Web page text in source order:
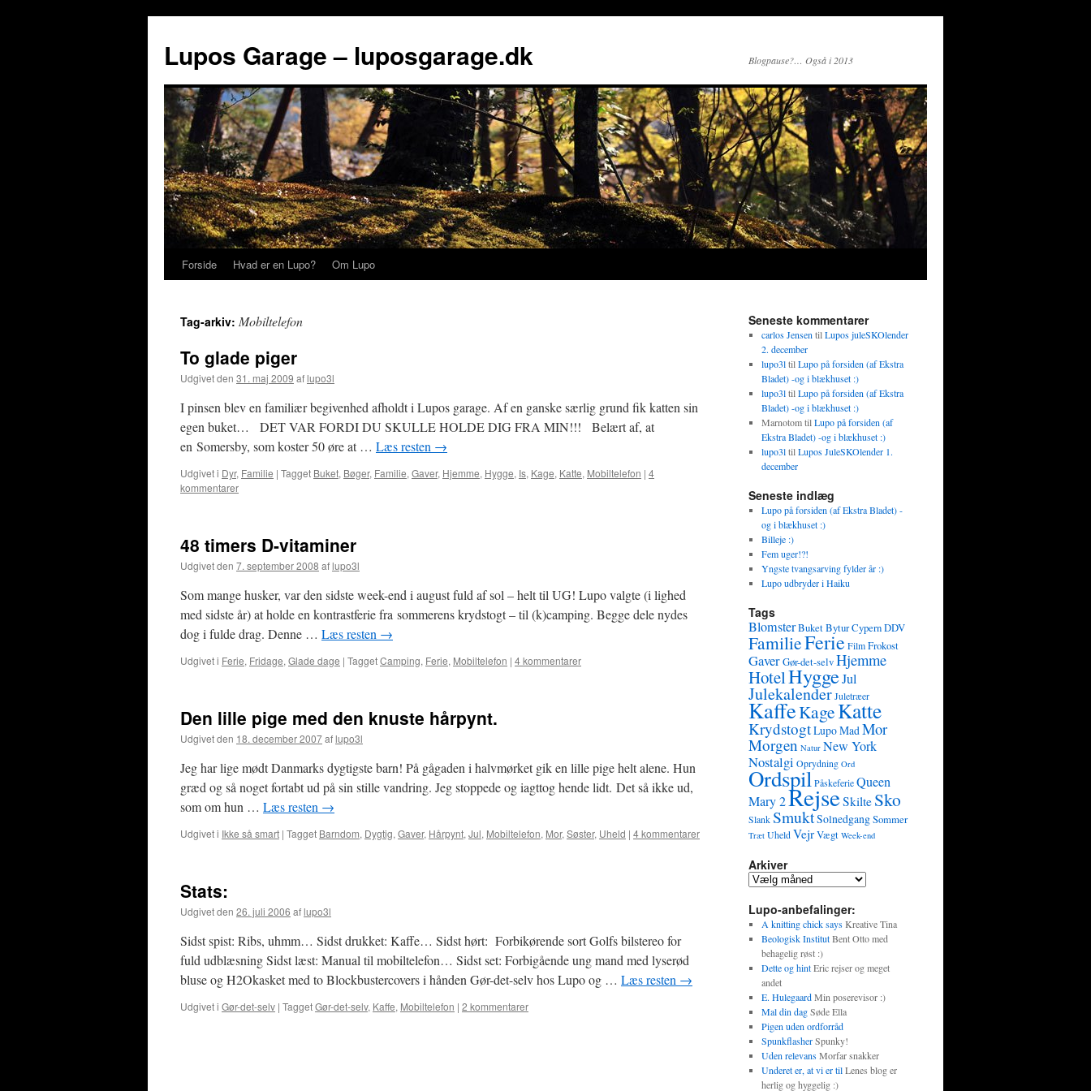
Lupos Garage – luposgarage.dk Blogpause?… Også i 2013
Forside Hvad er en Lupo? Om Lupo
Tag-arkiv: Mobiltelefon
To glade piger
Udgivet den 31. maj 2009 aflupo3l
I pinsen blev en familiær begivenhed afholdt i Lupos garage. Af en ganske særlig grund fik katten sin
egen buket… DET VAR FORDI DU SKULLE HOLDE DIG FRA MIN!!! Belært af, at
en Somersby, som koster 50 øre at … Læs resten →
Udgivet i Dyr, Familie | Tagget Buket, Bøger, Familie, Gaver, Hjemme, Hygge, Is, Kage, Katte, Mobiltelefon | 4
kommentarer
48 timers D-vitaminer
Udgivet den 7. september 2008 aflupo3l
Som mange husker, var den sidste week-end i august fuld af sol – helt til UG! Lupo valgte (i lighed
med sidste år) at holde en kontrastferie fra sommerens krydstogt – til (k)camping. Begge dele nydes
dog i fulde drag. Denne … Læs resten →
Udgivet i Ferie, Fridage, Glade dage | TaggetCamping, Ferie, Mobiltelefon | 4 kommentarer
Den lille pige med den knuste hårpynt.
Udgivet den 18. december 2007aflupo3l
Jeg har lige mødt Danmarks dygtigste barn! På gågaden i halvmørket gik en lille pige helt alene. Hun
græd og så noget fortabt ud på sin stille vandring. Jeg stoppede og iagttog hende lidt. Det så ikke ud,
som om hun … Læs resten →
Udgivet i Ikke så smart | Tagget Barndom, Dygtig, Gaver, Hårpynt, Jul, Mobiltelefon, Mor, Søster, Uheld | 4 kommentarer
Stats:
Udgivet den 26. juli 2006 aflupo3l
Sidst spist: Ribs, uhmm… Sidst drukket: Kaffe… Sidst hørt: Forbikørende sort Golfs bilstereo for
fuld udblæsning Sidst læst: Manual til mobiltelefon… Sidst set: Forbigående ung mand med lyserød
bluse og H2Okasket med to Blockbustercovers i hånden Gør-det-selv hos Lupo og … Læs resten →
Udgivet i Gør-det-selv | TaggetGør-det-selv, Kaffe, Mobiltelefon | 2 kommentarer
Seneste kommentarer
carlos Jensen tilLupos juleSKOlender
2. december
lupo3ltilLupo på forsiden (af Ekstra
Bladet) -og i blækhuset :)
lupo3ltilLupo på forsiden (af Ekstra
Bladet) -og i blækhuset :)
MarnotomtilLupo på forsiden (af
Ekstra Bladet) -og i blækhuset :)
lupo3ltilLupos JuleSKOlender 1.
december
Seneste indlæg
Lupo på forsiden (af Ekstra Bladet) -
og i blækhuset :)
Billeje :)
Fem uger!?!
Yngste tvangsarving fylder år :)
Lupo udbryder i Haiku
Tags
BlomsterBuketByturCypernDDV
FamilieFerie FilmFrokost
GaverGør-det-selvHjemme
HotelHyggeJul
JulekalenderJuletræer
KaffeKageKatte
KrydstogtLupoMadMor
Morgen Natur New York
Nostalgi Oprydning Ord
OrdspilPåskeferieQueen
Mary 2RejseSkilte Sko
SlankSmuktSolnedgangSommer
Træt Uheld VejrVægt Week-end
Arkiver
Lupo-anbefalinger:
A knitting chick saysKreative Tina
Beologisk InstitutBent Otto med
behagelig røst :)
Dette og hintEric rejser og meget
andet
E. HulegaardMin poserevisor :)
Mal din dagSøde Ella
Pigen uden ordforråd
SpunkflasherSpunky!
Uden relevansMorfar snakker
Underet er, at vi er tilLenes blog er
herlig og hyggelig :)